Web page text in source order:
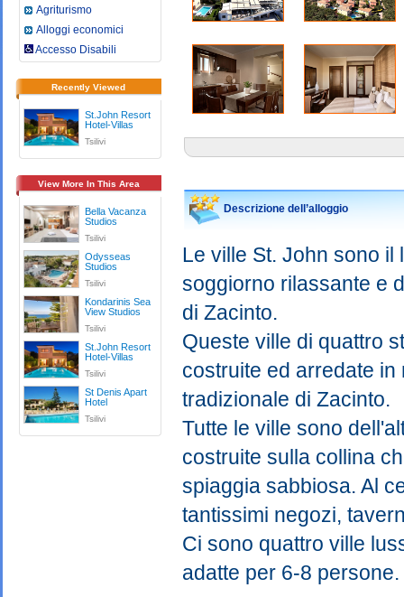
Agriturismo
Alloggi economici
Accesso Disabili
Recently Viewed
St.John Resort
Hotel-Villas
Tsilivi
View More In This Area
Bella Vacanza
Studios
Tsilivi
Odysseas
Studios
Tsilivi
Kondarinis Sea
View Studios
Tsilivi
St.John Resort
Hotel-Villas
Tsilivi
St Denis Apart
Hotel
Tsilivi
Descrizione dell’alloggio
Le ville St. John sono il
soggiorno rilassante e
di Zacinto.
Queste ville di quattro
costruite ed arredate
tradizionale di Zacinto.
Tutte le ville sono
costruite sulla collina
spiaggia sabbiosa. Al
tantissimi negozi,
Ci sono quattro ville
adatte per 6-8 persone.